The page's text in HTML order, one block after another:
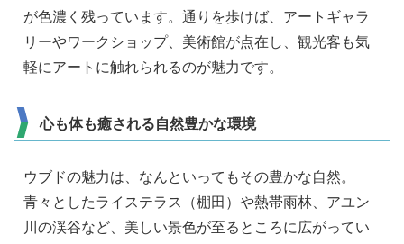
が色濃く残っています。通りを歩けば、アートギャラ
リーやワークショップ、美術館が点在し、観光客も気
軽にアートに触れられるのが魅力です。
心も体も癒される自然豊かな環境
ウブドの魅力は、なんといってもその豊かな自然。
青々としたライステラス（棚田）や熱帯雨林、アユン
川の渓谷など、美しい景色が至るところに広がってい